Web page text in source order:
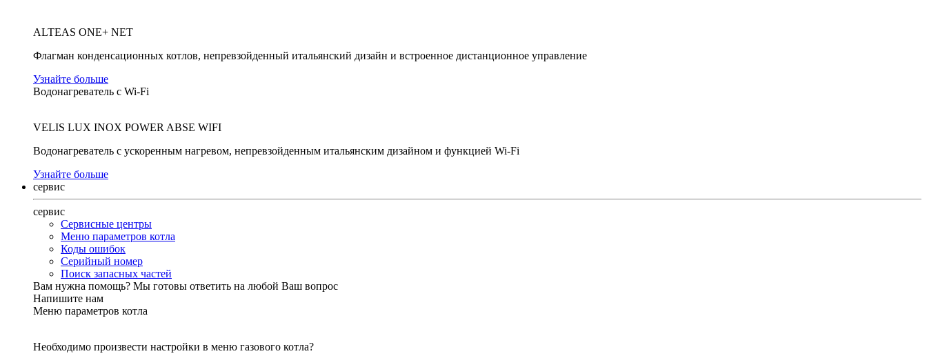
ALTEAS ONE+ NET
Флагман конденсационных котлов, непревзойденный итальянский дизайн и встроенное дистанционное управление
Узнайте больше
Водонагреватель с Wi-Fi
VELIS LUX INOX POWER ABSE WIFI
Водонагреватель с ускоренным нагревом, непревзойденным итальянским дизайном и функцией Wi-Fi
Узнайте больше
сервис
сервис
Сервисные центры
Меню параметров котла
Коды ошибок
Серийный номер
Поиск запасных частей
Вам нужна помощь? Мы готовы ответить на любой Ваш вопрос
Напишите нам
Меню параметров котла
Необходимо произвести настройки в меню газового котла?